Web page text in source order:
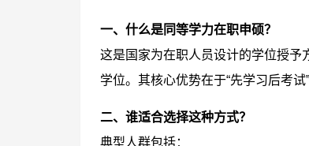
一、什么是同等学力在职申硕？
这是国家为在职人员设计的学位授予
学位。其核心优势在于“先学习后考
二、谁适合选择这种方式？
典型人群包括：